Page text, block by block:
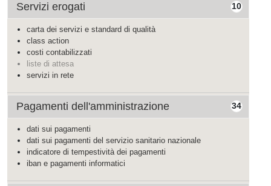
10
Servizi erogati
carta dei servizi e standard di qualità
class action
costi contabilizzati
liste di attesa
servizi in rete
34
Pagamenti dell'amministrazione
dati sui pagamenti
dati sui pagamenti del servizio sanitario nazionale
indicatore di tempestività dei pagamenti
iban e pagamenti informatici